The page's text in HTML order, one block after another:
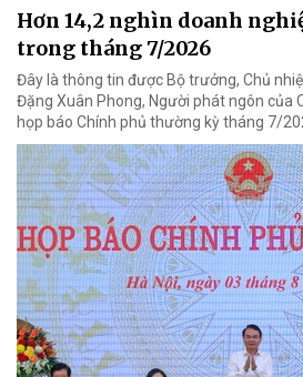
Hơn 14,2 nghìn doanh
trong tháng 7/2026
Đây là thông tin được Bộ trưởng, Chủ
Đặng Xuân Phong, Người phát ngôn của
họp báo Chính phủ thường kỳ tháng 7/